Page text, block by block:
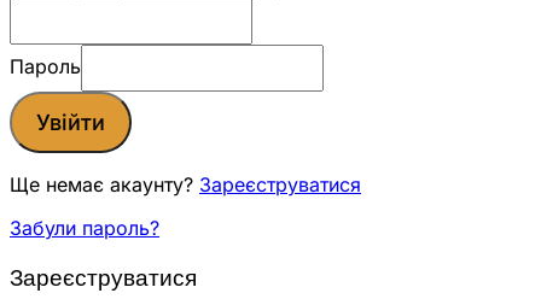
Пароль
Увійти
Ще немає акаунту? Зареєструватися
Забули пароль?
Зареєструватися